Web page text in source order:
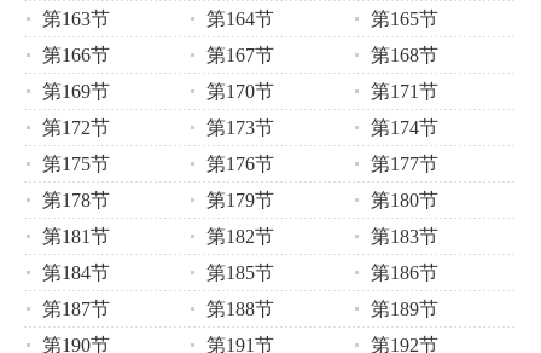
第163节 第164节
第165节
第166节
第167节
第168节
第169节
第170节
第171节
第172节
第173节
第174节
第175节
第176节
第177节
第178节
第179节
第180节
第181节
第182节
第183节
第184节
第185节
第186节
第187节
第188节
第189节
第190节
第191节
第192节